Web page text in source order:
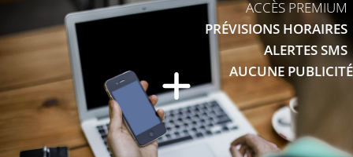
ACCÈS PREMIUM
PRÉVISIONS HORAIRES
ALERTES SMS
AUCUNE PUBLICITÉ